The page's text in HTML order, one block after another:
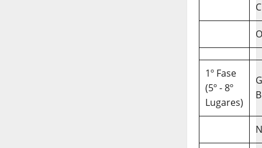
1º Fase
(5º - 8º
Lugares)
B